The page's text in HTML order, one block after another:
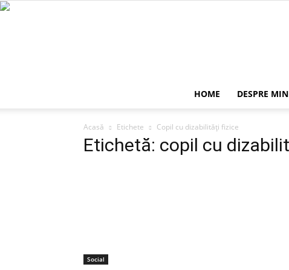
HOME DESPRE
Acasă Etichete Copil cu dizabilități fizice
Etichetă: copil cu
Social